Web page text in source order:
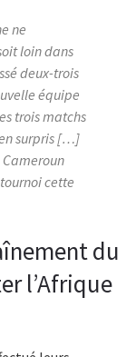
ne
loin dans
deux-trois
équipe
trois matchs
surpris […]
cette
du
l’Afrique